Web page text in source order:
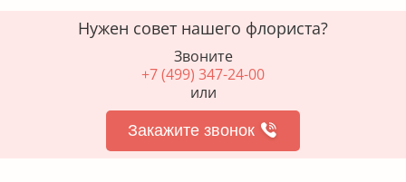
Нужен совет нашего флориста?
Звоните
+7 (499) 347-24-00
или
Закажите звонок